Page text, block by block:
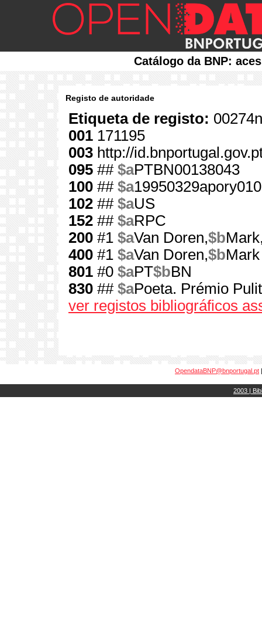
Catálogo da BNP:
Registo de autoridade
Etiqueta de registo:
001 171195
003 http://
095 ## $aPTBN00138043
100 ## $a
102 ## $aUS
152 ## $aRPC
200 #1 $aVan Doren,$b
400 #1 $aVan Doren,$b
801 #0 $aPT$bBN
830 ## $aPoeta. Prémio
ver registos bibliográficos
OpendataBNP@bnportugal.pt
2003 |